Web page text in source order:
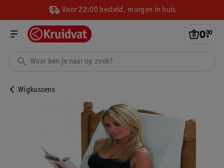
Voor 22:00 besteld, morgen in huis
0.
00
Wigkussens